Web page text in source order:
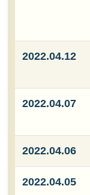
2022.04.12
2022.04.07
2022.04.06
2022.04.05